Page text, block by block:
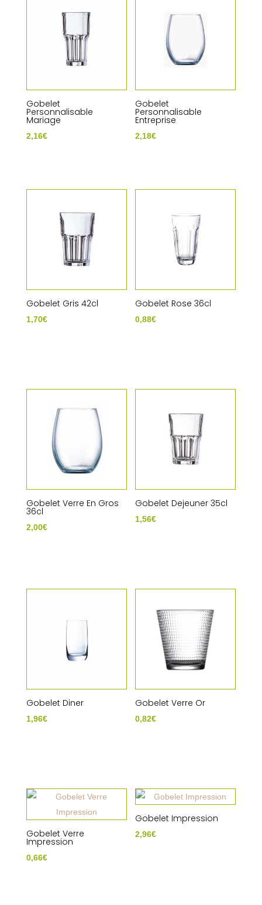
Gobelet
Personnalisable
Mariage
2,16€
Gobelet
Personnalisable
Entreprise
2,18€
Gobelet Gris 42cl
1,70€
Gobelet Rose 36cl
0,88€
Gobelet Verre En Gros
36cl
2,00€
Gobelet Dejeuner 35cl
1,56€
Gobelet Diner
1,96€
Gobelet Verre Or
0,82€
Gobelet Verre
Impression
0,66€
Gobelet Impression
2,96€